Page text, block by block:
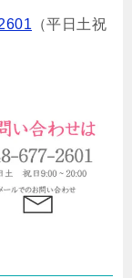
（平日土祝